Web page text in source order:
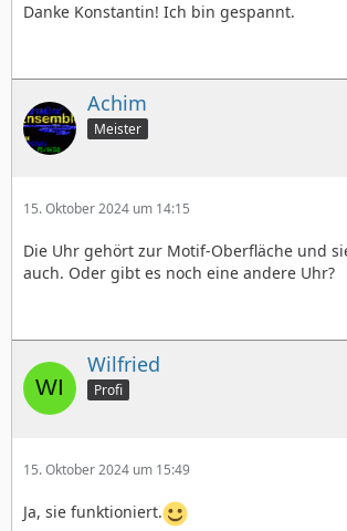
Danke Konstantin! Ich bin gespannt.
Achim
Meister
15. Oktober 2024 um 14:15
Die Uhr gehört zur Motif-Oberfläche und
auch. Oder gibt es noch eine andere Uhr?
Wilfried
Profi
15. Oktober 2024 um 15:49
Ja, sie funktioniert.